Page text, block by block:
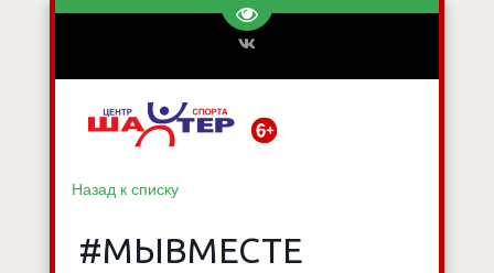
Перейти на версию для
Назад к списку
#МЫВМЕСТЕ